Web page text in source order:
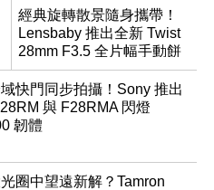
經典旋轉散景隨身攜帶！
Lensbaby 推出全新 Twist
28mm F3.5 全片幅手動餅
乾鏡
快門同步拍攝！Sony 推出
與 F28RMA 閃燈
韌體
圈中望遠新解？Tamron